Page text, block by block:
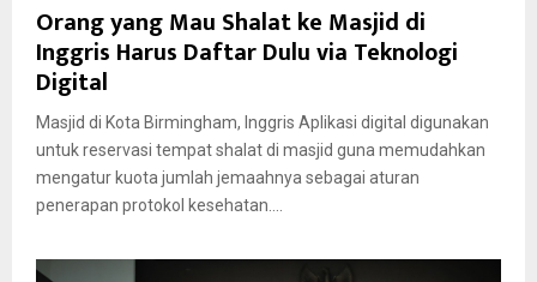
Orang yang Mau Shalat ke Masjid di
Inggris Harus Daftar Dulu via Teknologi
Digital
Masjid di Kota Birmingham, Inggris Aplikasi digital digunakan
untuk reservasi tempat shalat di masjid guna memudahkan
mengatur kuota jumlah jemaahnya sebagai aturan
penerapan protokol kesehatan....